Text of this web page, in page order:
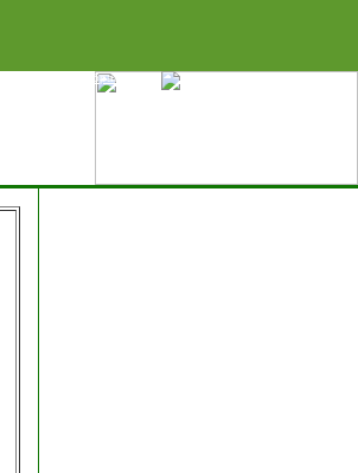
Добавить в избранное